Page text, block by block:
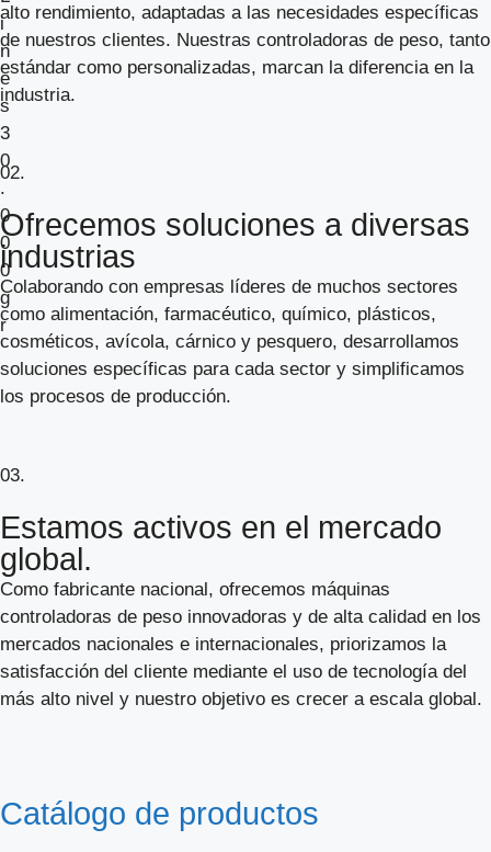
alto rendimiento, adaptadas a las necesidades específicas
de nuestros clientes. Nuestras controladoras de peso, tanto
estándar como personalizadas, marcan la diferencia en la
industria.
02.
Ofrecemos soluciones a diversas
industrias
Colaborando con empresas líderes de muchos sectores
como alimentación, farmacéutico, químico, plásticos,
cosméticos, avícola, cárnico y pesquero, desarrollamos
soluciones específicas para cada sector y simplificamos
los procesos de producción.
03.
Estamos activos en el mercado
global.
Como fabricante nacional, ofrecemos máquinas
controladoras de peso innovadoras y de alta calidad en los
mercados nacionales e internacionales, priorizamos la
satisfacción del cliente mediante el uso de tecnología del
más alto nivel y nuestro objetivo es crecer a escala global.
Catálogo de productos